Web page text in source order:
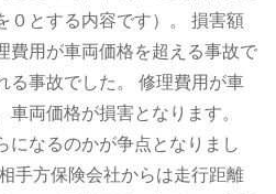
とする内容です）。
損害額
費用が車両価格を超える事故で
事故でした。
修理費用が車
両価格が損害となります。
になるのかが争点となりまし
手方保険会社からは走行距離